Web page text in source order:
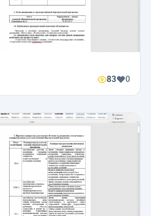
83 0